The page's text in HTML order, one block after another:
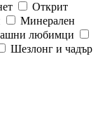
Открит
Минерален
любимци
Шезлонг и чадър